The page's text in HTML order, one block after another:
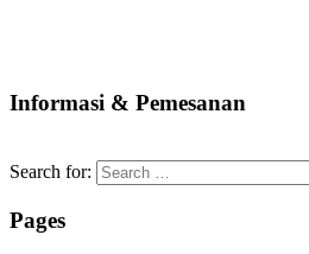
Informasi & Pemesanan
Search for:
Pages